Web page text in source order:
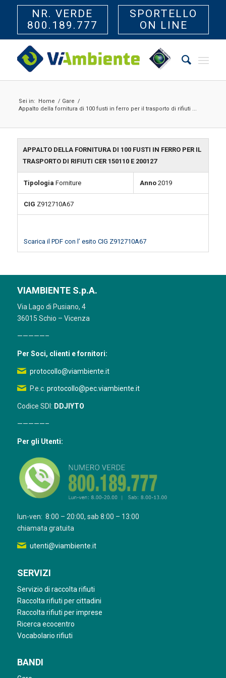
NR. VERDE
800.189.777
SPORTELLO
ON LINE
Sei in: Home / Gare /
Appalto della fornitura di 100 fusti in ferro per il trasporto di rifiuti ...
APPALTO DELLA FORNITURA DI 100 FUSTI IN FERRO PER IL
TRASPORTO DI RIFIUTI CER 150110 E 200127
Tipologia Forniture Anno2019
CIG Z912710A67
Scarica il PDF con l’ esito CIG Z912710A67
VIAMBIENTE S.p.A.
Via Lago di Pusiano, 4
36015 Schio – Vicenza
—————–
Per Soci, clienti e fornitori:
protocollo@viambiente.it
P.e.c. protocollo@pec.viambiente.it
Codice SDI: DDJIYTO
—————–
Per gli Utenti:
lun-ven: 8:00 – 20:00, sab 8:00 – 13:00
chiamata gratuita
utenti@viambiente.it
SERVIZI
Servizio di raccolta rifiuti
Raccolta rifiuti per cittadini
Raccolta rifiuti per imprese
Ricerca ecocentro
Vocabolario rifiuti
BANDI